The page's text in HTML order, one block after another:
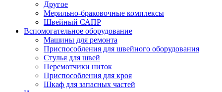
Другое
Мерильно-браковочные комплексы
Швейный САПР
Вспомогательное оборудование
Машины для ремонта
Приспособления для швейного оборудования
Стулья для швей
Перемотчики ниток
Приспособления для кроя
Шкаф для запасных частей